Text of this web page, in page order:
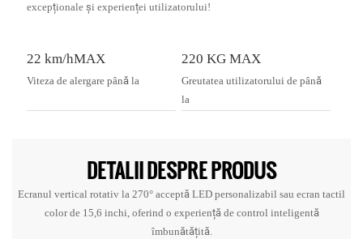
excepționale și experienței utilizatorului!
22 km/hMAX
Viteza de alergare până la
220 KG MAX
Greutatea utilizatorului de până
la
DETALII DESPRE PRODUS
Ecranul vertical rotativ la 270° acceptă LED personalizabil sau ecran tactil
color de 15,6 inchi, oferind o experiență de control inteligentă
îmbunătățită.